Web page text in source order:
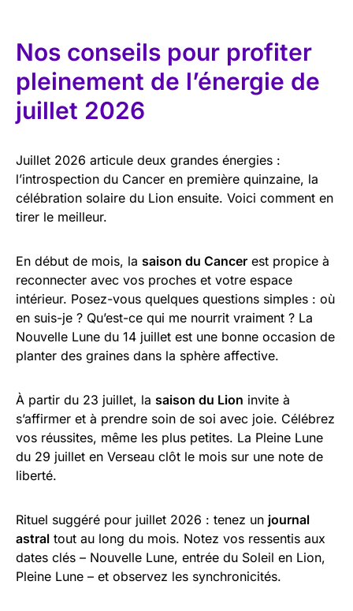
Nos conseils pour profiter
pleinement de l’énergie de
juillet 2026
Juillet 2026 articule deux grandes énergies :
l’introspection du Cancer en première quinzaine, la
célébration solaire du Lion ensuite. Voici comment en
tirer le meilleur.
En début de mois, la saison du Cancer est propice à
reconnecter avec vos proches et votre espace
intérieur. Posez-vous quelques questions simples : où
en suis-je ? Qu’est-ce qui me nourrit vraiment ? La
Nouvelle Lune du 14 juillet est une bonne occasion de
planter des graines dans la sphère affective.
À partir du 23 juillet, la saison du Lion invite à
s’affirmer et à prendre soin de soi avec joie. Célébrez
vos réussites, même les plus petites. La Pleine Lune
du 29 juillet en Verseau clôt le mois sur une note de
liberté.
Rituel suggéré pour juillet 2026 : tenez un journal
astral tout au long du mois. Notez vos ressentis aux
dates clés – Nouvelle Lune, entrée du Soleil en Lion,
Pleine Lune – et observez les synchronicités.